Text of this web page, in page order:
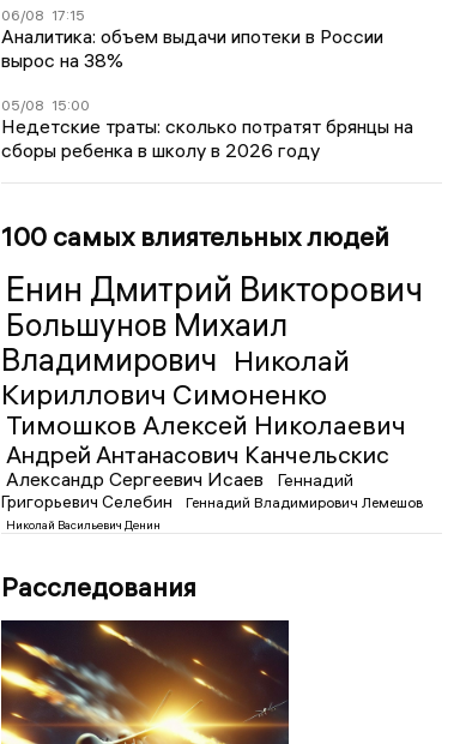
06/08 17:15
Аналитика: объем выдачи ипотеки в России
вырос на 38%
05/08 15:00
Недетские траты: сколько потратят брянцы на
сборы ребенка в школу в 2026 году
100 самых влиятельных людей
Енин Дмитрий Викторович
Большунов Михаил
Владимирович Николай
Кириллович Симоненко
Тимошков Алексей Николаевич
Андрей Антанасович Канчельскис
Александр Сергеевич Исаев
Геннадий
Григорьевич Селебин
Геннадий Владимирович Лемешов
Николай Васильевич Денин
Расследования